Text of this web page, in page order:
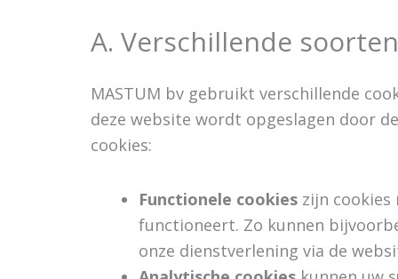
A. Verschillende
MASTUM bv gebruikt verschillende
deze website wordt opgeslagen door
cookies:
Functionele cookies zijn
functioneert. Zo kunnen
onze dienstverlening via de